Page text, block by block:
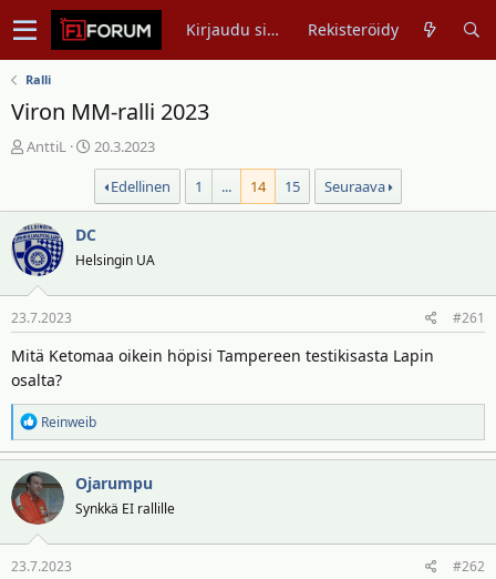
Kirjaudu sisään Rekisteröidy
Ralli
Viron MM-ralli 2023
V
s
t
i
k
e
t
j
u
n
a
l
o
i
t
t
a
j
AnttiL
A
l
i
t
u
p
v
m
ä
ä
r
ä
20.3.2023
Edellinen
1 ... 14 15 Seuraava
DC
Helsingin UA
23.7.2023 #261
Mitä Ketomaa oikein höpisi Tampereen testikisasta Lapin
osalta?
R
e
a
k
t
i
o
t
Reinweib
Ojarumpu
Synkkä EI rallille
23.7.2023 #262